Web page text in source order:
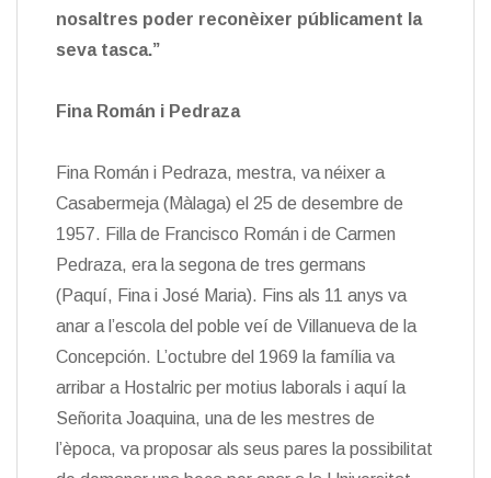
nosaltres poder reconèixer públicament la
seva tasca.”
Fina Román i Pedraza
Fina Román i Pedraza, mestra, va néixer a
Casabermeja (Màlaga) el 25 de desembre de
1957. Filla de Francisco Román i de Carmen
Pedraza, era la segona de tres germans
(Paquí, Fina i José Maria). Fins als 11 anys va
anar a l’escola del poble veí de Villanueva de la
Concepción. L’octubre del 1969 la família va
arribar a Hostalric per motius laborals i aquí la
Señorita Joaquina, una de les mestres de
l’època, va proposar als seus pares la possibilitat